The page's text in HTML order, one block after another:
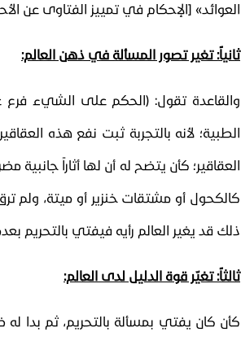
العوائد» [الإحكام في تمييز الفتاوى عن الأحكام
ثانياً: تغير تصور المسألة في ذهن العالم:
والقاعدة تقول: (الحكم على الشيء فرع
الطبية؛ لأنه بالتجربة ثبت نفع هذه
العقاقير؛ كأن يتضح له أن لها أثاراً
كالكحول أو مشتقات خنزير أو ميتة، ولم
ذلك قد يغير العالم رأيه فيفتي بالتحريم
ثالثاً: تغيّر قوة الدليل لدى العالم:
كأن كان يفتي بمسألة بالتحريم، ثم بدا